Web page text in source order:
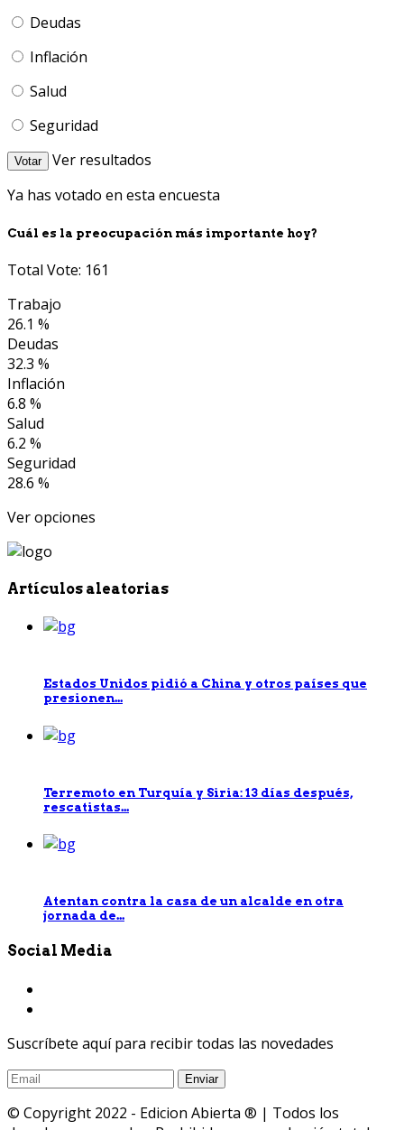
Deudas
Inflación
Salud
Seguridad
Votar
Ver resultados
Ya has votado en esta encuesta
Cuál es la preocupación más importante hoy?
Total Vote: 161
Trabajo
26.1 %
Deudas
32.3 %
Inflación
6.8 %
Salud
6.2 %
Seguridad
28.6 %
Ver opciones
Artículos aleatorias
Estados Unidos pidió a China y otros países que
presionen...
Terremoto en Turquía y Siria: 13 días después,
rescatistas...
Atentan contra la casa de un alcalde en otra
jornada de...
Social Media
Suscríbete aquí para recibir todas las novedades
© Copyright 2022 - Edicion Abierta ® | Todos los